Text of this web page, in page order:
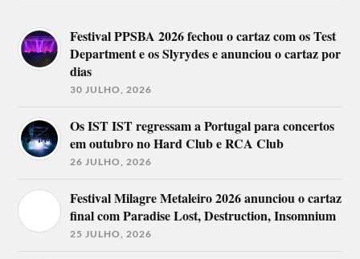
Festival PPSBA 2026 fechou o cartaz com os Test
Department e os Slyrydes e anunciou o cartaz por
dias
30 JULHO, 2026
Os IST IST regressam a Portugal para concertos
em outubro no Hard Club e RCA Club
26 JULHO, 2026
Festival Milagre Metaleiro 2026 anunciou o cartaz
final com Paradise Lost, Destruction, Insomnium
25 JULHO, 2026